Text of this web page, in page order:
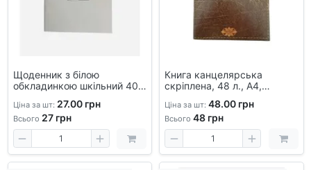
Щоденник з білою
обкладинкою шкільний 40
записів, газетний папір,
універсальний
Ціна за шт: 27.00 грн
Всього 27грн
Книга канцелярська
скріплена, 48 л., А4,
офсет, карта.
Ціна за шт: 48.00 грн
Всього 48 грн